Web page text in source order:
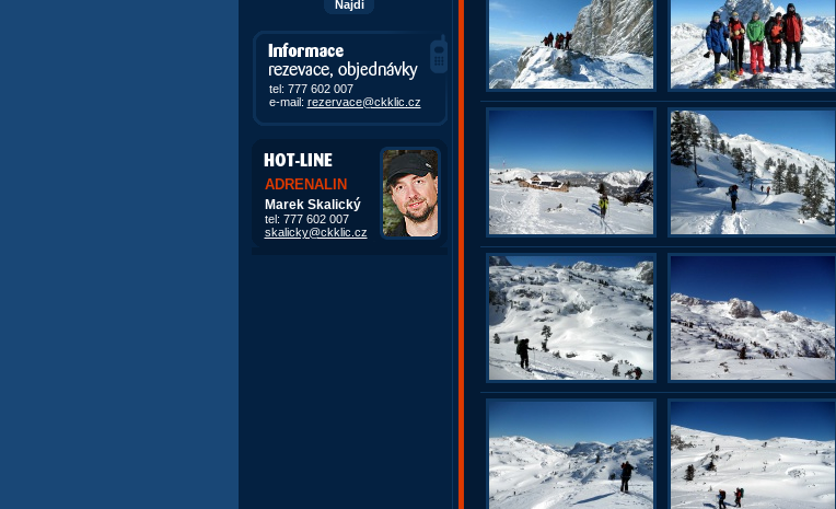
Informace, rezervace,
objedávky
tel: 777 602 007
e-mail: rezervace@ckklic.cz
ADRENALIN
Marek Skalický
tel: 777 602 007
skalicky@ckklic.cz